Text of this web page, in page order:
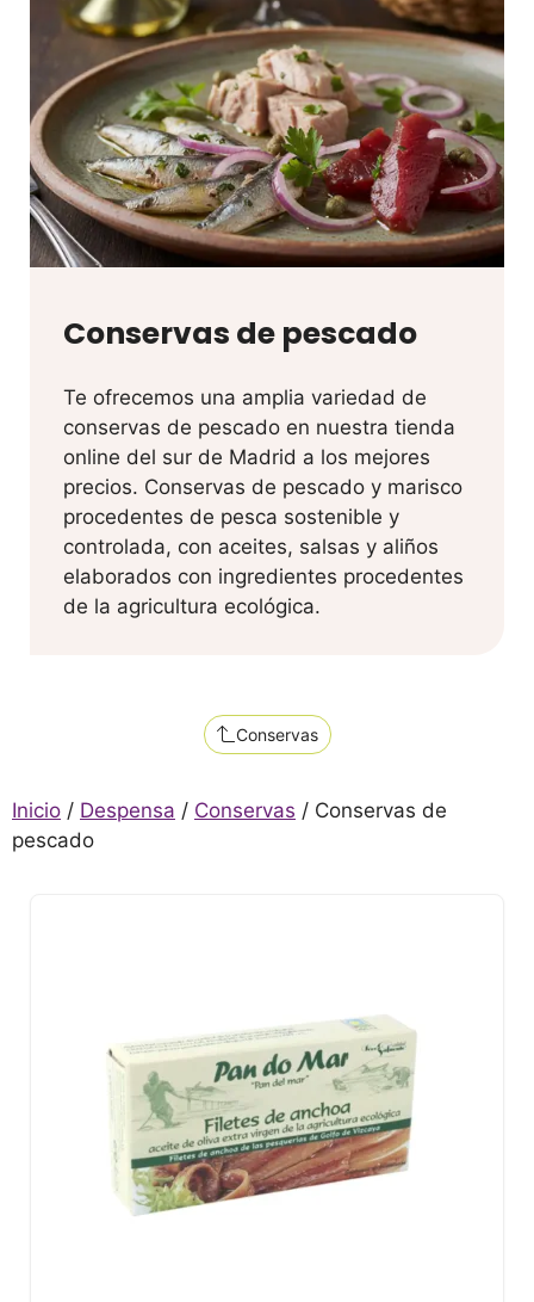
Conservas de pescado
Te ofrecemos una amplia variedad de
conservas de pescado en nuestra tienda
online del sur de Madrid a los mejores
precios. Conservas de pescado y marisco
procedentes de pesca sostenible y
controlada, con aceites, salsas y aliños
elaborados con ingredientes procedentes
de la agricultura ecológica.
Conservas
Inicio / Despensa / Conservas / Conservas de
pescado